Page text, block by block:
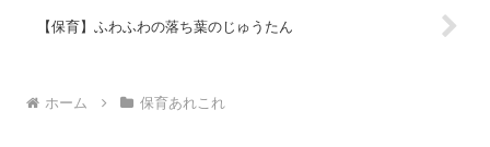
【保育】ふわふわの落ち葉のじゅうたん
ホーム 保育あれこれ